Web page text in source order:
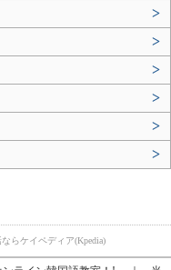
>
>
>
>
>
>
らケイペディア(Kpedia)